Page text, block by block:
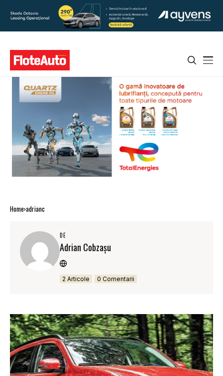
Home adrianc
DE
Adrian Cobzaşu
2 Articole 0 Comentarii